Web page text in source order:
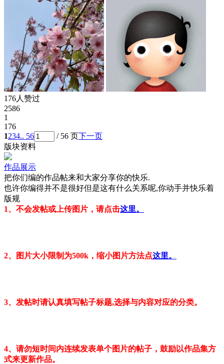
176人赞过
2586
1
176
1234.. 56 / 56 页下一页
版块资料
作品展示
把你们编的作品帖来和大家分享你的快乐.
也许你编得并不是很好但是这有什么关系呢,你动手并快乐着
版规
1、不会发帖或 上传图片 ，请点击这里。
2、图片大小限制为500k ，缩小图片方法点这里。
3、发帖时请认真填写帖子标题,选择与内容对应的分类。
4、请勿短时间内连续发表单个图片的帖子，鼓励以作品集方
式来更新作品。